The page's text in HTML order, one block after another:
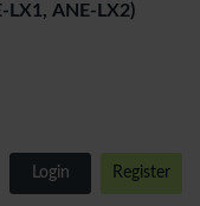
LX1, ANE-LX2)
Login Register